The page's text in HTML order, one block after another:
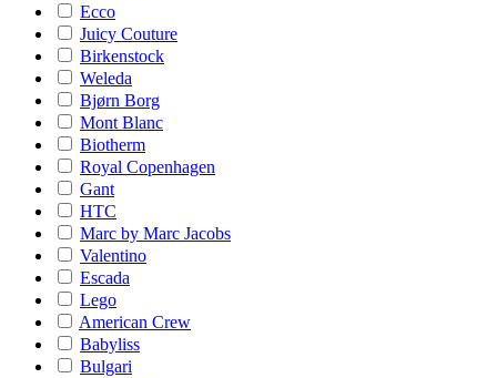
Ecco
Juicy Couture
Birkenstock
Weleda
Bjørn Borg
Mont Blanc
Biotherm
Royal Copenhagen
Gant
HTC
Marc by Marc Jacobs
Valentino
Escada
Lego
American Crew
Babyliss
Bulgari